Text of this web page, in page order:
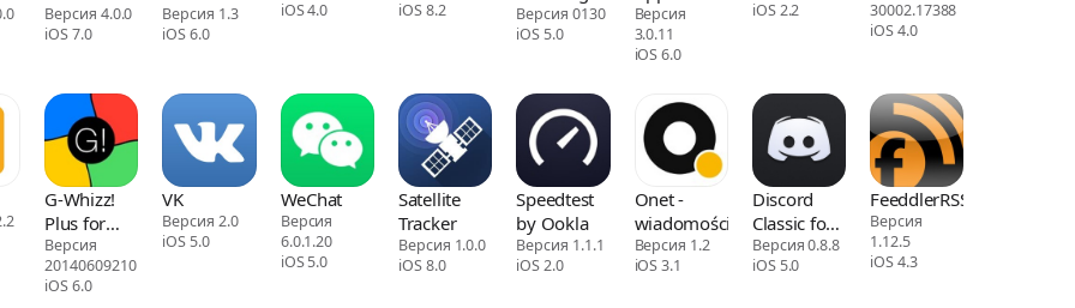
shopping &
selling
Версия 4.0.0
iOS 7.0
Версия 1.3
iOS 6.0
iOS 4.0
iOS 8.2
Версия 0130
iOS 5.0
Версия
3.0.11
iOS 6.0
iOS 2.2
30002.17388
iOS 4.0
G-Whizz!
Plus for
Google
Apps - The
#1 Apps
Версия
20140609210
iOS 6.0
VK
Версия 2.0
iOS 5.0
WeChat
Версия
6.0.1.20
iOS 5.0
Satellite
Tracker
Версия 1.0.0
iOS 8.0
Speedtest
by Ookla
Версия 1.1.1
iOS 2.0
Onet -
wiadomości
Версия 1.2
iOS 3.1
Discord
Classic for
iPhone
Версия 0.8.8
iOS 5.0
FeeddlerRSS
Версия
1.12.5
iOS 4.3